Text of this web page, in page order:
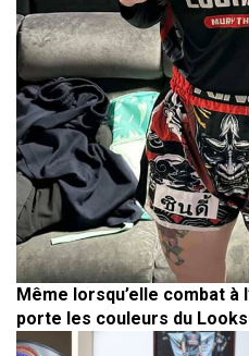
Même lorsqu’elle combat à
porte les couleurs du